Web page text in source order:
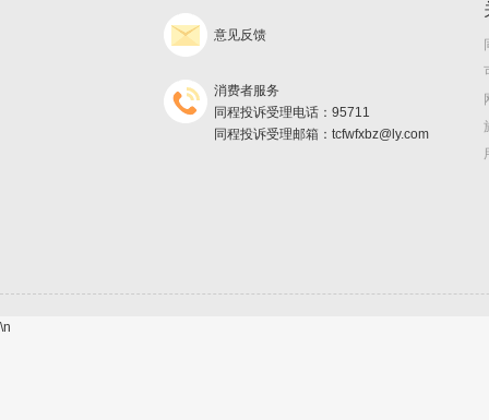
意见反馈
消费者服务
同程投诉受理电话：95711
同程投诉受理邮箱：tcfwfxbz@ly.com
\n